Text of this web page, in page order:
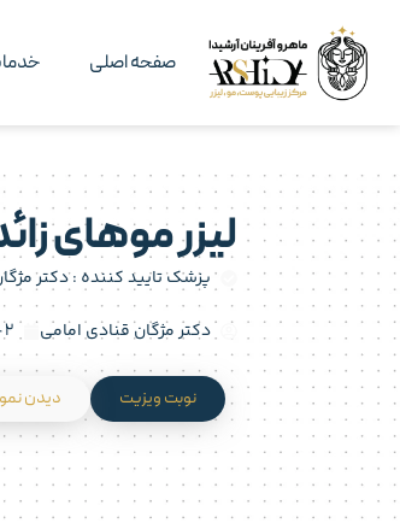
صفحه اصلی
لیزر موهای
پزشک تایید کننده :دکتر
دکتر مژگان قنادی امامی
۲ خرداد ۱۴۰۳
نوبت ویزیت دیدن